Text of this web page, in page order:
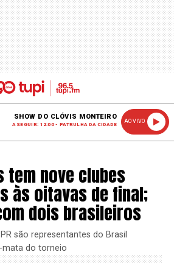
SHOW DO CLÓVIS MONTEIRO
A SEGUIR: 12:00 - PATRULHA DA CIDADE
AO VIVO
tem nove clubes
às oitavas de final;
dois brasileiros
são representantes do Brasil
do torneio